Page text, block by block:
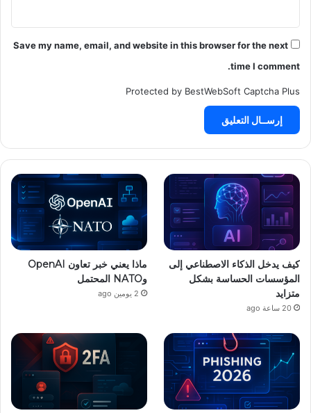
Save my name, email, and website in this browser for the next
time I comment.
Protected by BestWebSoft Captcha Plus
كيف يدخل الذكاء الاصطناعي إلى
المؤسسات الحساسة بشكل
متزايد
20 ساعة ago
ماذا يعني خبر تعاون OpenAI
وNATO المحتمل
2 يومين ago